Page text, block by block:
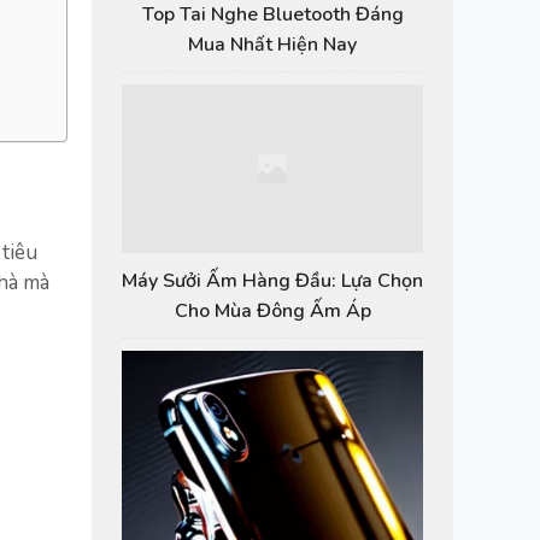
mà
Top Tai Nghe Bluetooth Đáng
Mua Nhất Hiện Nay
Máy Sưởi Ấm Hàng Đầu: Lựa Chọn
Cho Mùa Đông Ấm Áp